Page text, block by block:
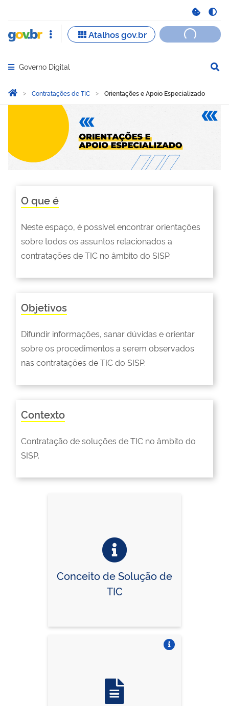
Abrir menu principal de navegação
Governo Digital
Você está aqui:
Página Inicial
Contratações de TIC Orientações e Apoio Especializado
Orientações e Apoio
O que é
Neste espaço, é possível encontrar orientações
sobre todos os assuntos relacionados a
contratações de TIC no âmbito do SISP.
Objetivos
Difundir informações, sanar dúvidas e orientar
sobre os procedimentos a serem observados
nas contratações de TIC do SISP.
Contexto
Contratação de soluções de TIC no âmbito do
SISP.
Conceito de Solução de
TIC